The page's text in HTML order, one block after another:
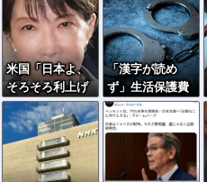
米国「日本よ、
そろそろ利上げ
しろ」高市政権
の経済政策に圧
力ｗ
「漢字が読め
ず」生活保護費
を不正受給容
疑…フィリピン
国籍の女を逮捕